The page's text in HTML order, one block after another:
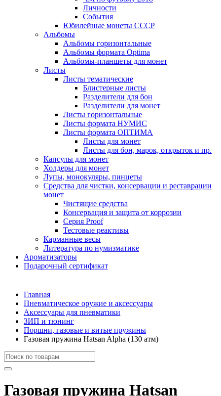
Личности
События
Юбилейные монеты СССР
Альбомы
Альбомы горизонтальные
Альбомы формата Optima
Альбомы-планшеты для монет
Листы
Листы тематические
Блистерные листы
Разделители для бон
Разделители для монет
Листы горизонтальные
Листы формата НУМИС
Листы формата ОПТИМА
Листы для монет
Листы для бон, марок, открыток и пр.
Капсулы для монет
Холдеры для монет
Лупы, монокуляры, пинцеты
Средства для чистки, консервации и реставрации
монет
Чистящие средства
Консервация и защита от коррозии
Серия Proof
Тестовые реактивы
Карманные весы
Литература по нумизматике
Ароматизаторы
Подарочный сертификат
Главная
Пневматическое оружие и аксессуары
Аксессуары для пневматики
ЗИП и тюнинг
Поршни, газовые и витые пружины
Газовая пружина Hatsan Alpha (130 атм)
Газовая пружина Hatsan